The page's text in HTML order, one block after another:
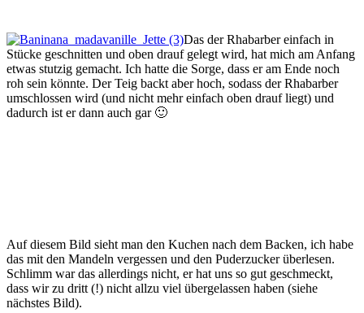
Das der Rhabarber einfach in
Stücke geschnitten und oben drauf gelegt wird, hat mich am Anfang
etwas stutzig gemacht. Ich hatte die Sorge, dass er am Ende noch
roh sein könnte. Der Teig backt aber hoch, sodass der Rhabarber
umschlossen wird (und nicht mehr einfach oben drauf liegt) und
dadurch ist er dann auch gar 🙂
Auf diesem Bild sieht man den Kuchen nach dem Backen, ich habe
das mit den Mandeln vergessen und den Puderzucker überlesen.
Schlimm war das allerdings nicht, er hat uns so gut geschmeckt,
dass wir zu dritt (!) nicht allzu viel übergelassen haben (siehe
nächstes Bild).